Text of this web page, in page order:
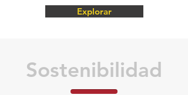
Sostenibilidad
Explorar